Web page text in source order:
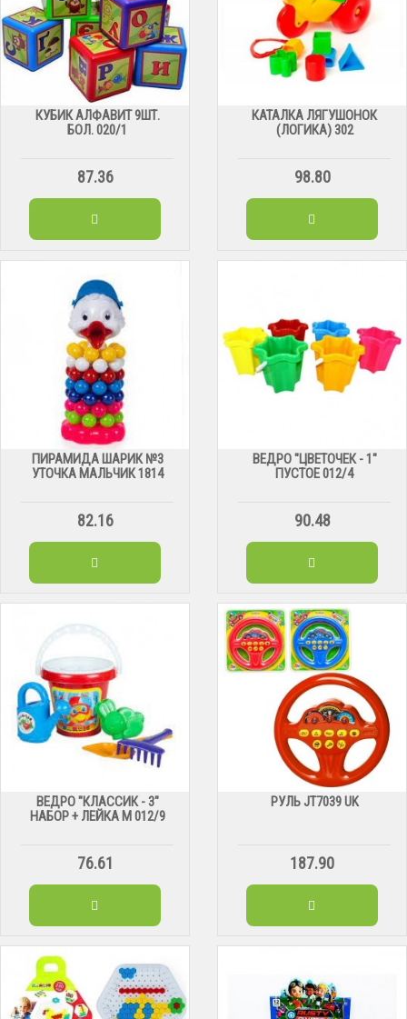
КУБИК АЛФАВИТ 9ШТ.
БОЛ. 020/1
87.36
КАТАЛКА ЛЯГУШОНОК
(ЛОГИКА) 302
98.80
ПИРАМИДА ШАРИК №3
УТОЧКА МАЛЬЧИК 1814
82.16
ВЕДРО "ЦВЕТОЧЕК - 1"
ПУСТОЕ 012/4
90.48
ВЕДРО "КЛАССИК - 3"
НАБОР + ЛЕЙКА М 012/9
76.61
РУЛЬ JT7039 UK
187.90